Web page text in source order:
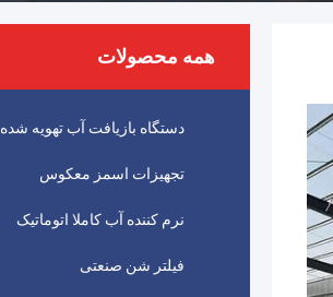
همه محصولات
دستگاه بازیافت آب تهویه شده
تجهیزات اسمز معکوس
نرم کننده آب کاملا اتوماتیک
فیلتر شن صنعتی